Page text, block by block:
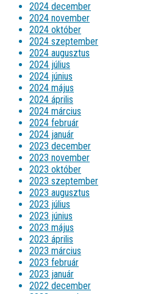
2024 december
2024 november
2024 október
2024 szeptember
2024 augusztus
2024 július
2024 június
2024 május
2024 április
2024 március
2024 február
2024 január
2023 december
2023 november
2023 október
2023 szeptember
2023 augusztus
2023 július
2023 június
2023 május
2023 április
2023 március
2023 február
2023 január
2022 december